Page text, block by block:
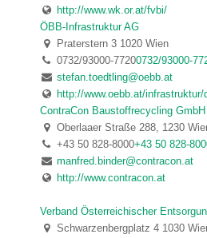
http://www.wk.or.at/fvbi/
ÖBB-Infrastruktur AG
Praterstern 3 1020 Wien
0732/93000-77200732/93000-
stefan.toedtling@oebb.at
http://www.oebb.at/infrastruktur/
ContraCon Baustoffrecycling GmbH
Oberlaaer Straße 288, 1230
+43 50 828-8000+43 50 828-
manfred.binder@contracon.at
http://www.contracon.at
Verband Österreichischer
Schwarzenbergplatz 4 1030